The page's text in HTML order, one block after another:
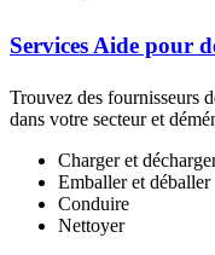
Services Aide pour
Trouvez des fournisseurs
dans votre secteur et
Charger et
Emballer et déballer
Conduire
Nettoyer